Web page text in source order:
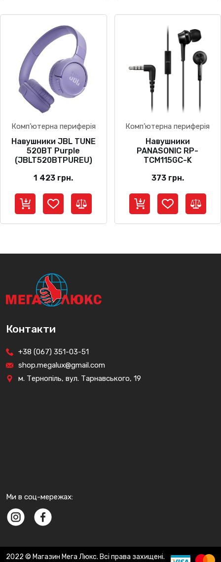
Комп’ютерна периферія
Навушники JBL TUNE
520BT Purple
(JBLT520BTPUREU)
1 423 грн.
Комп’ютерна периферія
Навушники
PANASONIC RP-
TCM115GC-K
373 грн.
Контакти
+38 (067) 351-03-51
shop.megalux@gmail.com
м. Тернопіль, вул. Тарнавського, 19
Ми в соц-мережах:
2022 © Магазин Мега Люкс. Всі права захищені.